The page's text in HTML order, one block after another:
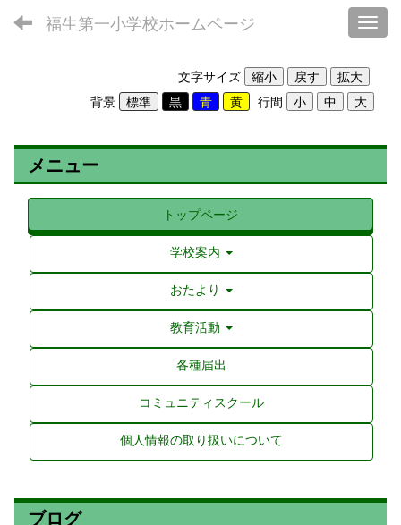
福生第一小学校ホームページ
文字サイズ
背景
行間
メニュー
トップページ
学校案内
おたより
教育活動
各種届出
コミュニティスクール
個人情報の取り扱いについて
ブログ